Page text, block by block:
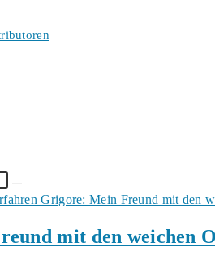
mit den weichen